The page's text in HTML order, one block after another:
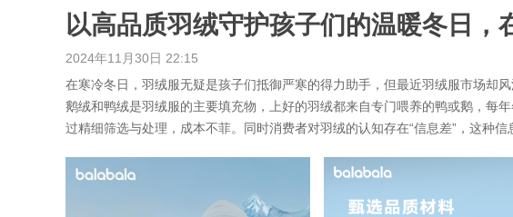
2024年11月30日 22:15
在寒冷冬日，羽绒服无疑是孩子们抵御严寒的得力助手，但最近羽绒服市场却
鹅绒和鸭绒是羽绒服的主要填充物，上好的羽绒都来自专门喂养的鸭或鹅，每
过精细筛选与处理，成本不菲。同时消费者对羽绒的认知存在“信息差”，这种信